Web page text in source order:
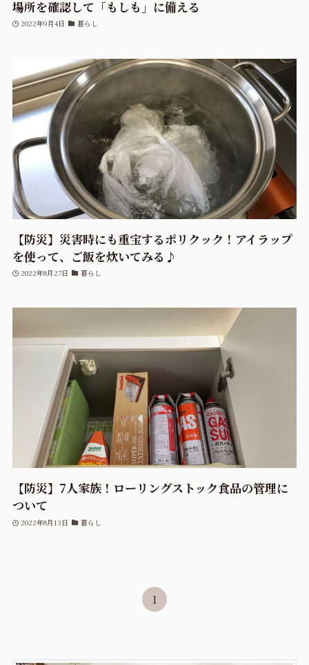
場所を確認して「もしも」に備える
2022年9月4日 暮らし
【防災】災害時にも重宝するポリクック！アイラップ
を使って、ご飯を炊いてみる♪
2022年8月27日 暮らし
【防災】7人家族！ローリングストック食品の管理に
ついて
2022年8月13日 暮らし
1